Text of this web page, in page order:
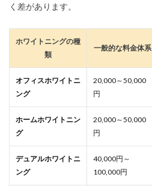
く差があります。
ホワイトニングの種
類
一般的な料金体系
オフィスホワイトニ
ング
20,000～50,000
円
ホームホワイトニン
グ
20,000～50,000
円
デュアルホワイトニ
ング
40,000円～
100,000円